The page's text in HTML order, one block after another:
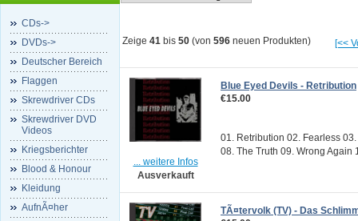
CDs->
DVDs->
Deutscher Bereich
Flaggen
Skrewdriver CDs
Skrewdriver DVD
Videos
Kriegsberichter
Blood & Honour
Kleidung
AufnÃ¤her
Zeige 41 bis 50 (von 596 neuen Produkten) [<<
... weitere Infos
Ausverkauft
Blue Eyed Devils - Retribution
€15.00
01. Retribution 02. Fearless
08. The Truth 09. Wrong Again
TÃ¤tervolk (TV) - Das